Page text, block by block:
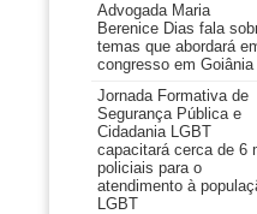
Advogada Maria
Berenice Dias fala
temas que abordará
congresso em Goiânia
Jornada Formativa de
Segurança Pública e
Cidadania LGBT
capacitará cerca de 6
policiais para o
atendimento à
LGBT